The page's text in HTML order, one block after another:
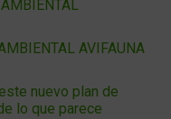
AVIFAUNA
nuevo plan de
lo que parece